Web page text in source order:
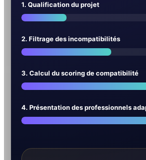
1. Qualification du projet
2. Filtrage des incompatibilités
3. Calcul du scoring de compatibilité
4. Présentation des professionnels